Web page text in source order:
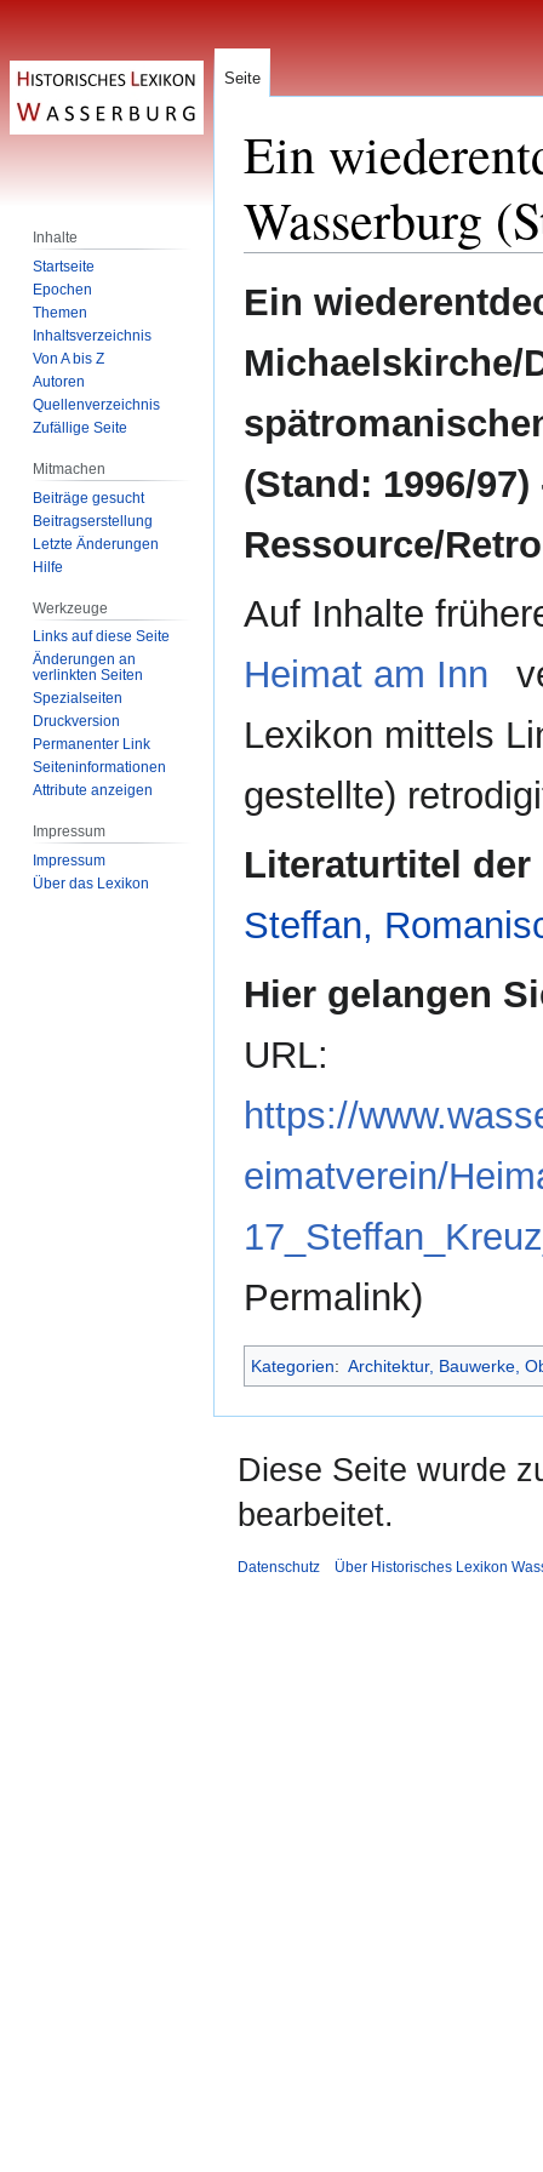
Ein
Wasserburg
Zur
Navigation
Zur
Suche
Ein
Michaelskirche/
(Stand: 1996/
Ressource/
Auf Inhalte
Heimat am Inn
Lexikon mittels
gestellte)
Literaturtitel
Steffan,
Hier gelangen
URL:
https://
eimatverein/
Permalink)
Kategorien: Architektur, Bauwerke,
Seite
Inhalte
Startseite
Epochen
Themen
Inhaltsverzeichnis
Von A bis Z
Autoren
Quellenverzeichnis
Zufällige Seite
Mitmachen
Beiträge gesucht
Beitragserstellung
Letzte Änderungen
Hilfe
Werkzeuge
Links auf diese Seite
Änderungen an
verlinkten Seiten
Spezialseiten
Druckversion
Permanenter Link
Seiten­­informationen
Attribute anzeigen
Impressum
Impressum
Über das Lexikon
Diese Seite wurde
bearbeitet.
Datenschutz Über Historisches Lexikon